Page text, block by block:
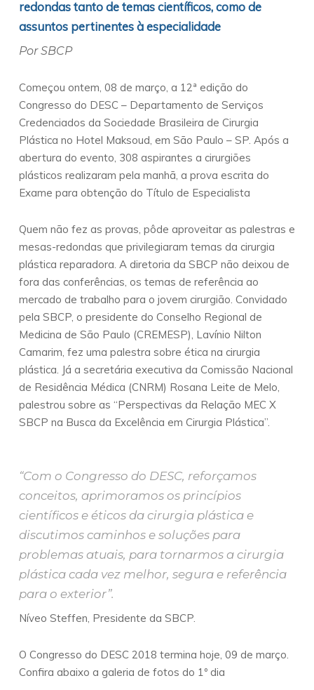
redondas tanto de temas científicos, como de
assuntos pertinentes à especialidade
Por SBCP
Começou ontem, 08 de março, a 12ª edição do
Congresso do DESC – Departamento de Serviços
Credenciados da Sociedade Brasileira de Cirurgia
Plástica no Hotel Maksoud, em São Paulo – SP. Após a
abertura do evento, 308 aspirantes a cirurgiões
plásticos realizaram pela manhã, a prova escrita do
Exame para obtenção do Título de Especialista
Quem não fez as provas, pôde aproveitar as palestras e
mesas-redondas que privilegiaram temas da cirurgia
plástica reparadora. A diretoria da SBCP não deixou de
fora das conferências, os temas de referência ao
mercado de trabalho para o jovem cirurgião. Convidado
pela SBCP, o presidente do Conselho Regional de
Medicina de São Paulo (CREMESP), Lavínio Nilton
Camarim, fez uma palestra sobre ética na cirurgia
plástica. Já a secretária executiva da Comissão Nacional
de Residência Médica (CNRM) Rosana Leite de Melo,
palestrou sobre as “Perspectivas da Relação MEC X
SBCP na Busca da Excelência em Cirurgia Plástica”.
“Com o Congresso do DESC, reforçamos
conceitos, aprimoramos os princípios
científicos e éticos da cirurgia plástica e
discutimos caminhos e soluções para
problemas atuais, para tornarmos a cirurgia
plástica cada vez melhor, segura e referência
para o exterior”.
Níveo Steffen, Presidente da SBCP.
O Congresso do DESC 2018 termina hoje, 09 de março.
Confira abaixo a galeria de fotos do 1º dia